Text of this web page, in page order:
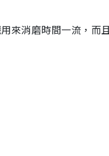
來消磨時間一流，而